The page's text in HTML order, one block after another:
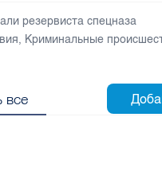
резервиста спецназа
, Криминальные
все